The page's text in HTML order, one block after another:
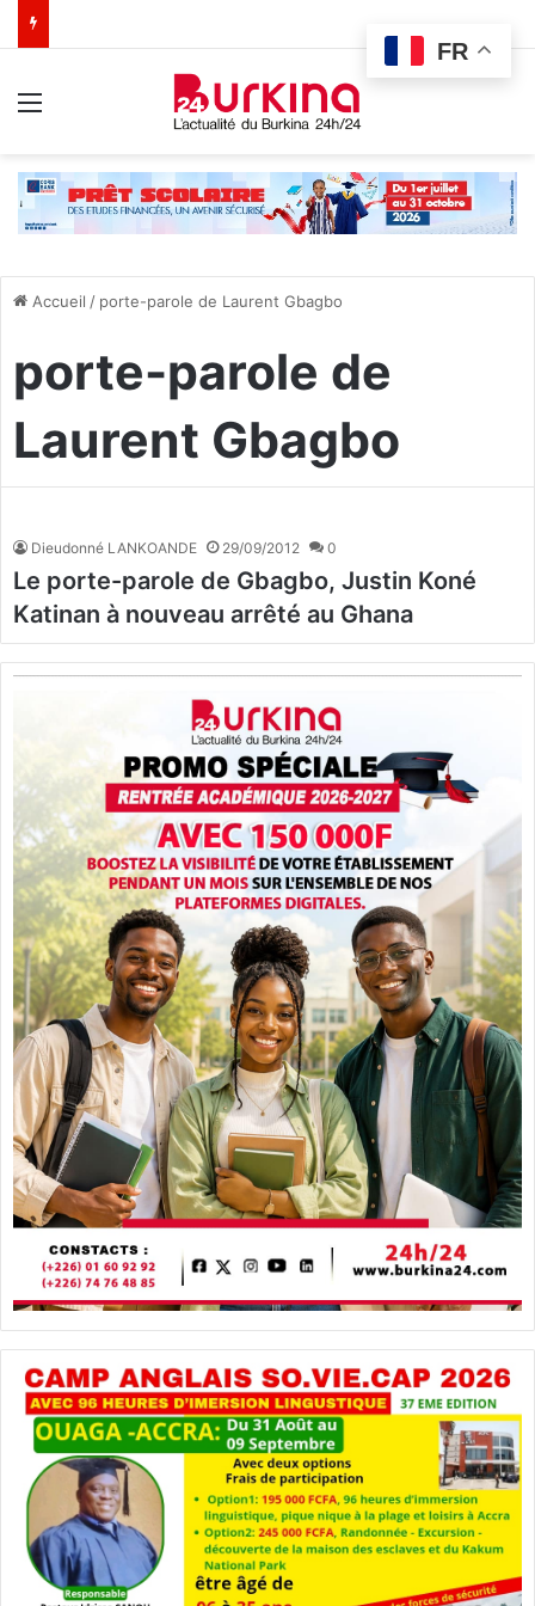
Accueil / porte-parole de Laurent Gbagbo
porte-parole de
Laurent Gbagbo
Dieudonné LANKOANDE 29/09/2012 0
Le porte-parole de Gbagbo, Justin Koné
Katinan à nouveau arrêté au Ghana
FR